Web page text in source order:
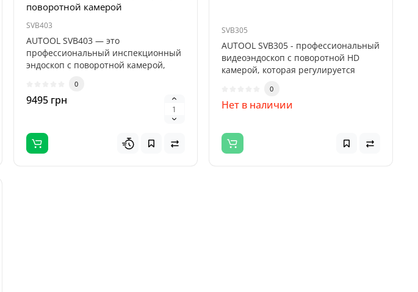
поворотной камерой
SVB403
AUTOOL SVB403 — это
профессиональный инспекционный
эндоскоп с поворотной камерой,
0
9495 грн
SVB305
AUTOOL SVB305 - профессиональный
видеоэндоскоп с поворотной HD
камерой, которая регулируется
0
Нет в наличии